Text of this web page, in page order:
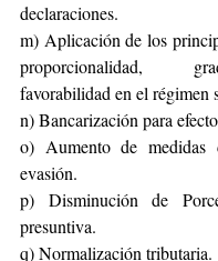
declaraciones.
m) Aplicación de los
proporcionalidad,
favorabilidad en el régimen
n) Bancarización para
o) Aumento de
evasión.
p) Disminución de
presuntiva.
q) Normalización tributaria.